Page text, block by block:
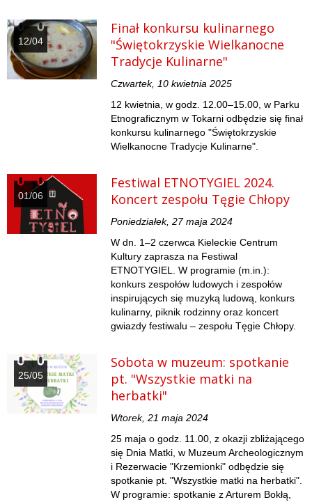
12/04
Finał konkursu kulinarnego
"Świętokrzyskie Wielkanocne
Tradycje Kulinarne"
Czwartek, 10 kwietnia 2025
12 kwietnia, w godz. 12.00–15.00, w Parku
Etnograficznym w Tokarni odbędzie się finał
konkursu kulinarnego "Świętokrzyskie
Wielkanocne Tradycje Kulinarne".
01/06
Festiwal ETNOTYGIEL 2024.
Koncert zespołu Tęgie Chłopy
Poniedziałek, 27 maja 2024
W dn. 1–2 czerwca Kieleckie Centrum
Kultury zaprasza na Festiwal
ETNOTYGIEL. W programie (m.in.):
konkurs zespołów ludowych i zespołów
inspirujących się muzyką ludową, konkurs
kulinarny, piknik rodzinny oraz koncert
gwiazdy festiwalu – zespołu Tęgie Chłopy.
25/05
Sobota w muzeum: spotkanie
pt. "Wszystkie matki na
herbatki"
Wtorek, 21 maja 2024
25 maja o godz. 11.00, z okazji zbliżającego
się Dnia Matki, w Muzeum Archeologicznym
i Rezerwacie "Krzemionki" odbędzie się
spotkanie pt. "Wszystkie matki na herbatki".
W programie: spotkanie z Arturem Bokłą,